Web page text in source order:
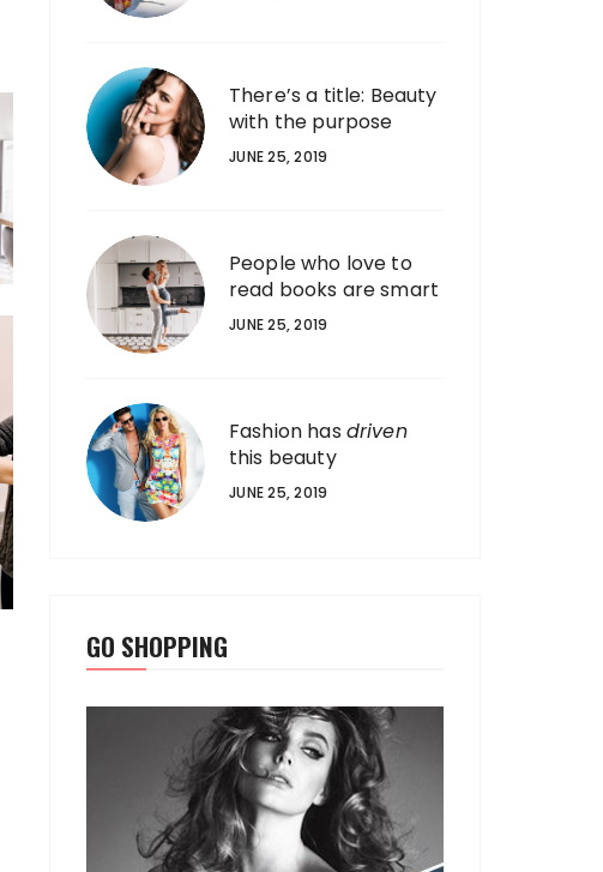
There’s a title: Beauty
with the purpose
JUNE 25, 2019
People who love to
read books are smart
JUNE 25, 2019
Fashion has driven
this beauty
JUNE 25, 2019
GO SHOPPING